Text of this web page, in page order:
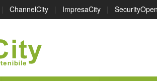
| ChannelCity | ImpresaCity |